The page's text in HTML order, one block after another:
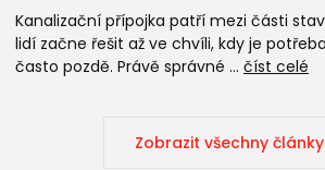
Kanalizační přípojka patří mezi části
lidí začne řešit až ve chvíli, kdy je
často pozdě. Právě správné ... číst celé
Zobrazit všechny články